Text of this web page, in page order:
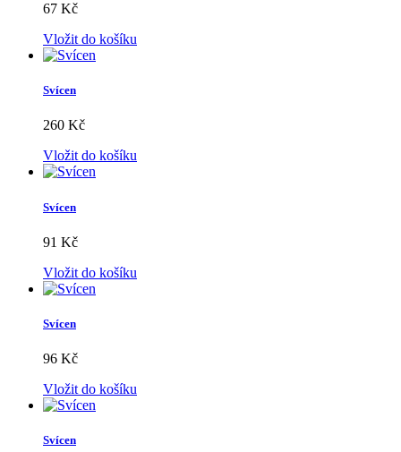
67 Kč
Vložit do košíku
Svícen
260 Kč
Vložit do košíku
Svícen
91 Kč
Vložit do košíku
Svícen
96 Kč
Vložit do košíku
Svícen